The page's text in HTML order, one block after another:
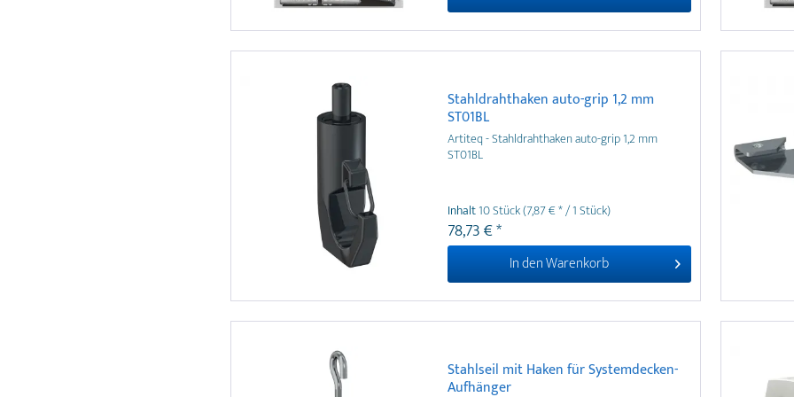
Stahldrahthaken auto-grip 1,2 mm
ST01BL
Artiteq - Stahldrahthaken auto-grip 1,2 mm
ST01BL
Inhalt10 Stück(7,87 € * / 1 Stück)
78,73 € *
In denWarenkorb
Stahlseil mit Haken für Systemdecken-
Aufhänger